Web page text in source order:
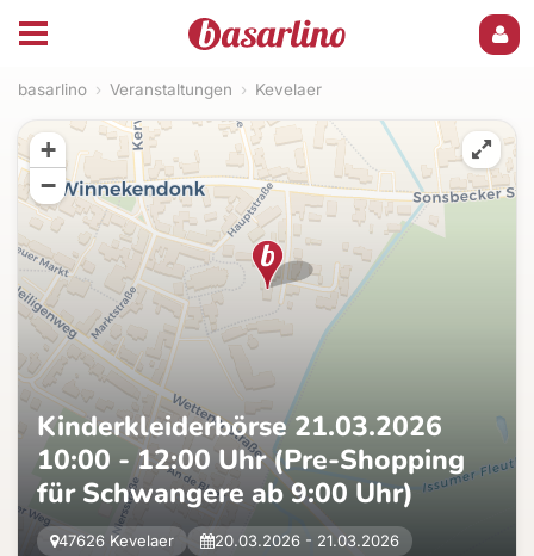
basarlino › Veranstaltungen › Kevelaer
Kinderkleiderbörse 21.03.2026
10:00 - 12:00 Uhr (Pre-Shopping
für Schwangere ab 9:00 Uhr)
47626 Kevelaer 20.03.2026 - 21.03.2026
+
−